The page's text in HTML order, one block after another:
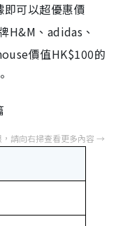
可以超優惠價
H&M、adidas、
價值HK$100的